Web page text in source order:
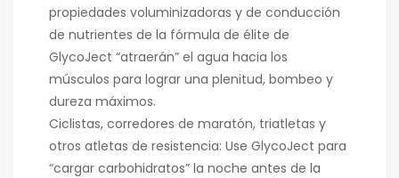
propiedades voluminizadoras y de conducción
de nutrientes de la fórmula de élite de
GlycoJect “atraerán” el agua hacia los
músculos para lograr una plenitud, bombeo y
dureza máximos.
Ciclistas, corredores de maratón, triatletas y
otros atletas de resistencia: Use GlycoJect para
“cargar carbohidratos” la noche antes de la